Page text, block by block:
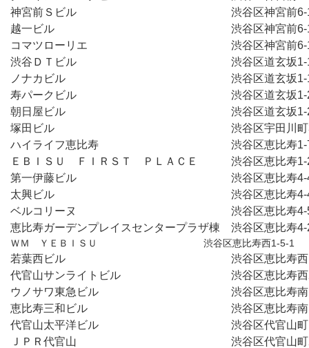
神宮前Ｓビル　　　　　　　　　　　　　　渋谷区神
越一ビル　　　　　　　　　　　　　　　　渋谷区神宮
コマツローリエ　　　　　　　　　　　　　渋谷区神宮
渋谷ＤＴビル　　　　　　　　　　　　　　渋谷区道
ノナカビル　　　　　　　　　　　　　　　渋谷区道
寿パークビル　　　　　　　　　　　　　　渋谷区道
朝日屋ビル　　　　　　　　　　　　　　　渋谷区道
塚田ビル　　　　　　　　　　　　　　　　渋谷区宇
ハイライフ恵比寿　　　　　　　　　　　　渋谷区恵
ＥＢＩＳＵ　ＦＩＲＳＴ　ＰＬＡＣＥ　　　渋谷区恵
第一伊藤ビル　　　　　　　　　　　　　　渋谷区
太興ビル　　　　　　　　　　　　　　　　渋谷区恵
ベルコリーヌ　　　　　　　　　　　　　　渋谷区恵
恵比寿ガーデンプレイスセンタープラザ棟　渋谷区恵
ＷＭ　ＹＥＢＩＳＵ　　　　　　　　　　　渋谷区恵比寿西1-5-1
若葉西ビル　　　　　　　　　　　　　　　渋谷区恵比
代官山サンライトビル　　　　　　　　　　渋谷区恵比
ウノサワ東急ビル　　　　　　　　　　　　渋谷区恵比
恵比寿三和ビル　　　　　　　　　　　　　渋谷区恵比
代官山太平洋ビル　　　　　　　　　　　　渋谷区代
ＪＰＲ代官山　　　　　　　　　　　　　　渋谷区代